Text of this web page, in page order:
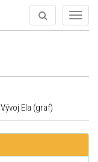
Vývoj Ela (graf)